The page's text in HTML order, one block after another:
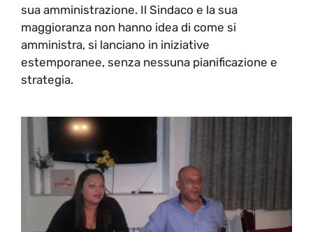
sua amministrazione. Il Sindaco e la sua
maggioranza non hanno idea di come si
amministra, si lanciano in iniziative
estemporanee, senza nessuna pianificazione e
strategia.